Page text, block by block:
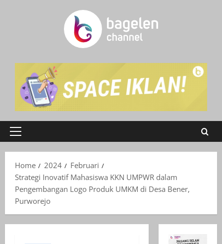
Primary
Home
2024
Februari
Strategi Inovatif Mahasiswa KKN UMPWR dalam
Pengembangan Logo Produk UMKM di Desa Bener,
Purworejo